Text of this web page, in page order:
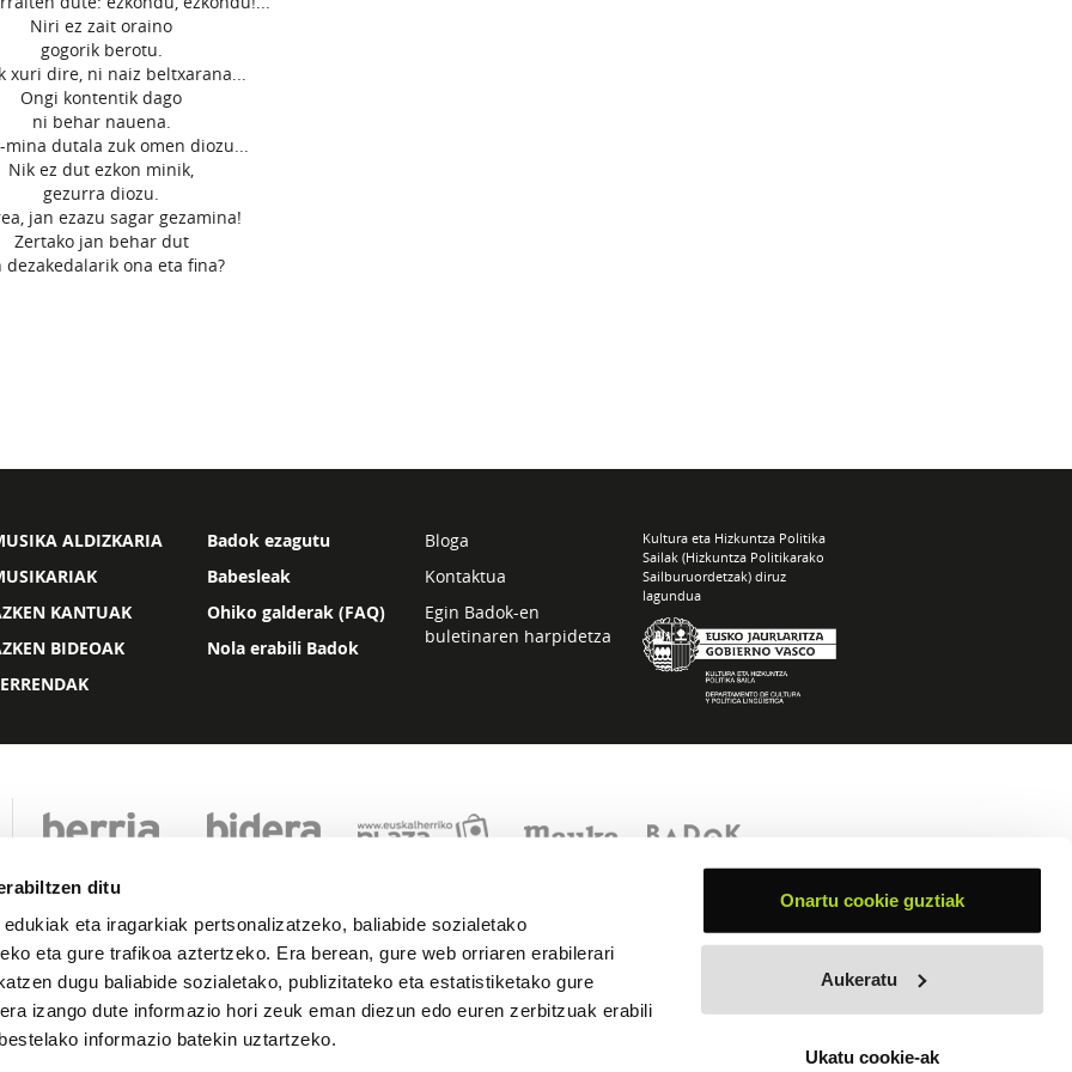
ditu
eta iragarkiak pertsonalizatzeko, baliabide sozialetako
eta gure trafikoa aztertzeko. Era berean, gure web orriaren erabilerari
dugu baliabide sozialetako, publizitateko eta estatistiketako gure
izango dute informazio hori zeuk eman diezun edo euren zerbitzuak erabili
informazio batekin uztartzeko.
Onartu cookie guztiak
Aukeratu
Ukatu cookie-ak
Niri ez zait oraino
gogorik berotu.
xuri dire, ni naiz beltxarana...
Ongi kontentik dago
ni behar nauena.
mina dutala zuk omen diozu...
Nik ez dut ezkon minik,
gezurra diozu.
jan ezazu sagar gezamina!
Zertako jan behar dut
dezakedalarik ona eta fina?
ALDIZKARIA
KANTUAK
BIDEOAK
Badok ezagutu
Babesleak
Ohiko galderak (FAQ)
Nola erabili Badok
Bloga
Kontaktua
Egin Badok-en
buletinaren harpidetza
Kultura eta Hizkuntza Politika
Sailak (Hizkuntza Politikarako
Sailburuordetzak) diruz
lagundua
Lege oharra Pribatutasuna Cookie politika